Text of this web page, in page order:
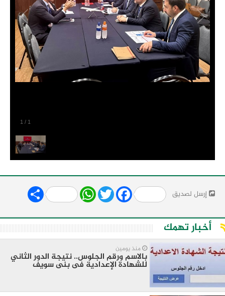
1 / 1
إرسل لصديق Share WhatsApp
Twitter Facebook
أخبار تهمك
منذ يومين
بالاسم ورقم الجلوس.. نتيجة الدور الثاني
للشهادة الإعدادية فى بنى سويف